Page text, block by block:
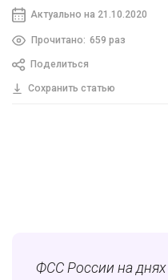
Актуально на 21.10.2020
Прочитано: 659 раз
Поделиться
Сохранить статью
ФСС России на